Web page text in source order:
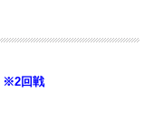
※2回戦